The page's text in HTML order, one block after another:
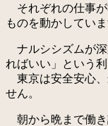
それぞれの仕事が
ものを動かしていま
ナルシシズムが深
ればいい」という
東京は安全安心、
せん。
朝から晩まで働き